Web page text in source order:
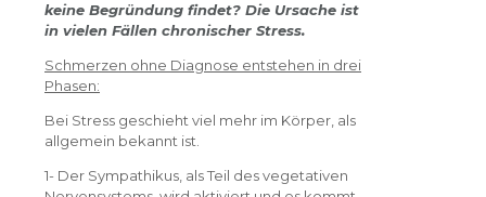
keine Begründung findet? Die Ursache ist
in vielen Fällen chronischer Stress.
Schmerzen ohne Diagnose entstehen in drei
Phasen:
Bei Stress geschieht viel mehr im Körper, als
allgemein bekannt ist.
1- Der Sympathikus, als Teil des vegetativen